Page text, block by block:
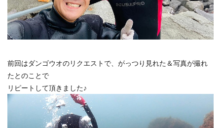
前回はダンゴウオのリクエストで、がっつり見れた＆写真が撮れ
たとのことで
リピートして頂きました♪